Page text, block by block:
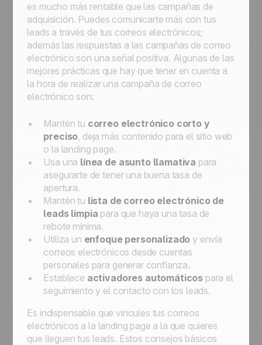
es mucho más rentable que las campañas de
adquisición. Puedes comunicarte más con tus
leads a través de tus correos electrónicos;
además las respuestas a las campañas de correo
electrónico son una señal positiva. Algunas de las
mejores prácticas que hay que tener en cuenta a
la hora de realizar una campaña de correo
electrónico son:
Mantén tu correo electrónico corto y
preciso, deja más contenido para el sitio web
o la landing page.
Usa una línea de asunto llamativa para
asegurarte de tener una buena tasa de
apertura.
Mantén tu lista de correo electrónico de
leads limpia para que haya una tasa de
rebote mínima.
Utiliza un enfoque personalizado y envía
correos electrónicos desde cuentas
personales para generar confianza.
Establece activadores automáticos para el
seguimiento y el contacto con los leads.
Es indispensable que vincules tus correos
electrónicos a la landing page a la que quieres
que lleguen tus leads. Estos consejos básicos